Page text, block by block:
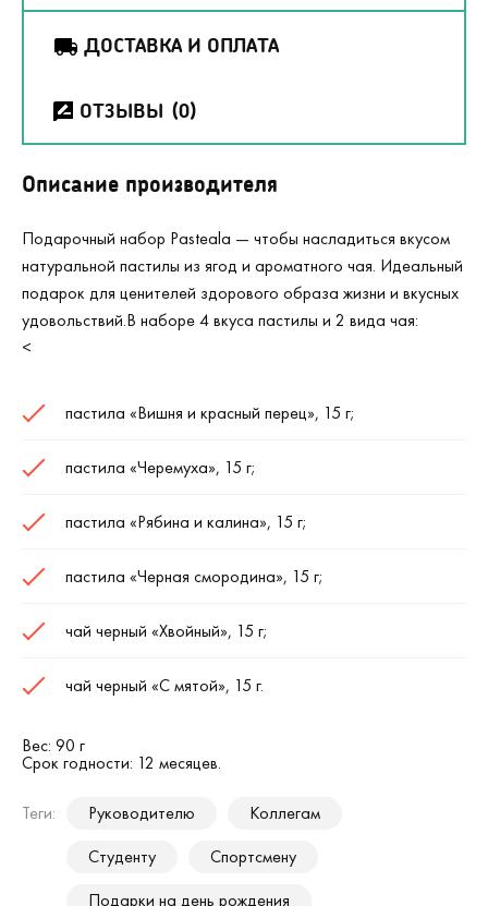
ДОСТАВКА И ОПЛАТА
ОТЗЫВЫ (0)
Описание производителя
Подарочный набор Pasteala — чтобы насладиться вкусом
натуральной пастилы из ягод и ароматного чая. Идеальный
подарок для ценителей здорового образа жизни и вкусных
удовольствий.В наборе 4 вкуса пастилы и 2 вида чая:
<
пастила «Вишня и красный перец», 15 г;
пастила «Черемуха», 15 г;
пастила «Рябина и калина», 15 г;
пастила «Черная смородина», 15 г;
чай черный «Хвойный», 15 г;
чай черный «С мятой», 15 г.
Вес: 90 г
Срок годности: 12 месяцев.
Теги: Руководителю
Коллегам
Студенту
Спортсмену
Подарки на день рождения